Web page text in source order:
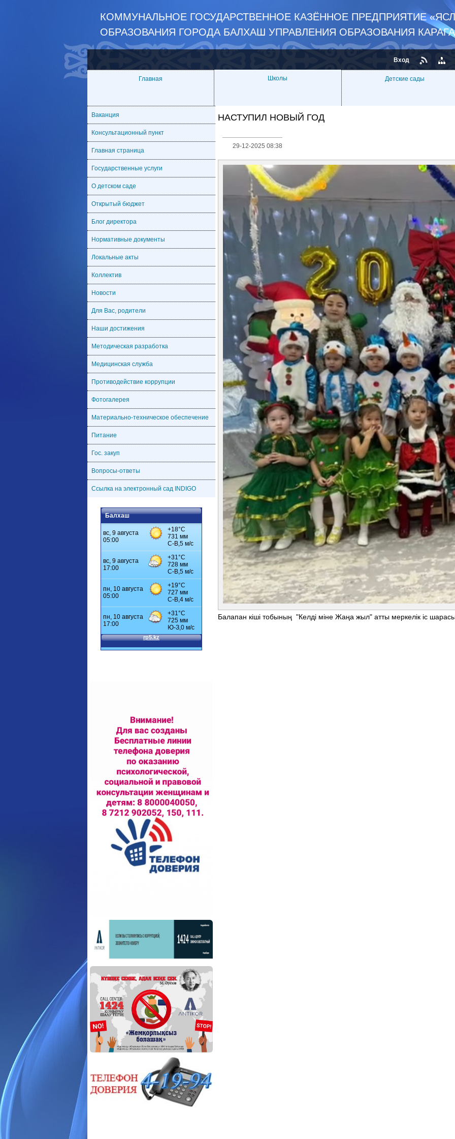
КОММУНАЛЬНОЕ ГОСУДАРСТВЕННОЕ КАЗЁННОЕ ПРЕДПРИЯТИЕ
ОБРАЗОВАНИЯ ГОРОДА БАЛХАШ УПРАВЛЕНИЯ ОБРАЗОВАНИЯ
Вход
Главная Школы Детские сады
Ваканция
Консультационный пункт
Главная страница
Государственные услуги
О детском саде
Открытый бюджет
Блог директора
Нормативные документы
Локальные акты
Коллектив
Новости
Для Вас, родители
Наши достижения
Методическая разработка
Медицинская служба
Противодействие коррупции
Фотогалерея
Материально-техническое обеспечение
Питание
Гос. закуп
Вопросы-ответы
Ссылка на электронный сад INDIGO
Балхаш
НАСТУПИЛ НОВЫЙ ГОД
29-12-2025 08:38
Балапан кіші тобының "Келді міне Жаңа жыл" атты меркелік іс шарасы